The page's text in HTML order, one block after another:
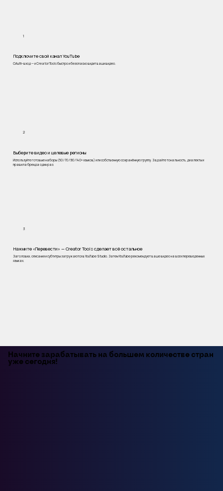
1
Подключите свой канал YouTube
OAuth-вход — и Creator Tools быстро и безопасно видит ваши видео.
2
Выберите видео и целевые регионы
Используйте готовые наборы (50 / 70 / 90 / 140+ языков) или собственную сохранённую группу. Задайте тональность, диалекты и
правила бренда один раз.
3
Нажмите «Перевести» — Creator Tools сделает всё остальное
Заголовки, описания и субтитры загружаются в YouTube Studio. Затем YouTube рекомендует ваше видео на всех переведенных
языках.
Начните зарабатывать на большем количестве стран
уже сегодня!